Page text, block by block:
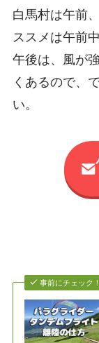
白馬村は午前
ススメは午前中
午後は、風が
くあるので、
い。
事前にチェック！